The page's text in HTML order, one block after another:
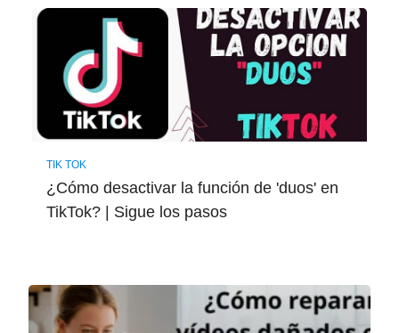
TIK TOK
¿Cómo desactivar la función de 'duos' en
TikTok? | Sigue los pasos